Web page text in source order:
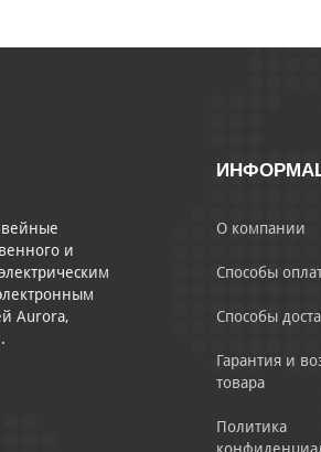
и
Aurora,
О компании
Способы
Способы
Гарантия и
товара
Политика